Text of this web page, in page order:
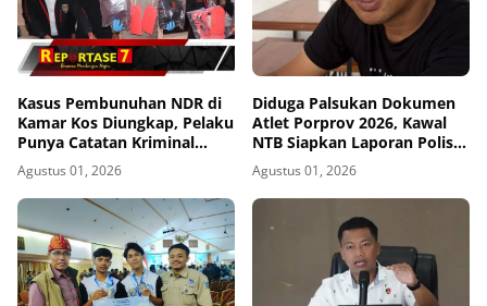
Kasus Pembunuhan NDR di
Kamar Kos Diungkap, Pelaku
Punya Catatan Kriminal
Kekerasan
Agustus 01, 2026
Diduga Palsukan Dokumen
Atlet Porprov 2026, Kawal
NTB Siapkan Laporan Polisi
ke Polda NTB
Agustus 01, 2026